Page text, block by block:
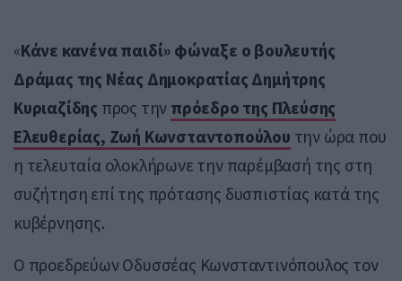
«Κάνε κανένα παιδί» φώναξε ο βουλευτής
Δράμας της Νέας Δημοκρατίας Δημήτρης
Κυριαζίδης προς την πρόεδρο της Πλεύσης
Ελευθερίας, Ζωή Κωνσταντοπούλου την ώρα που
η τελευταία ολοκλήρωνε την παρέμβασή της στη
συζήτηση επί της πρότασης δυσπιστίας κατά της
κυβέρνησης.
Ο προεδρεύων Οδυσσέας Κωνσταντινόπουλος τον